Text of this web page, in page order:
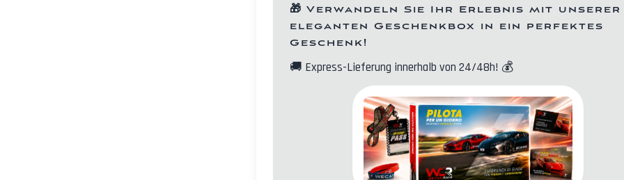
🎁 Verwandeln Sie Ihr Erlebnis mit unserer
eleganten Geschenkbox in ein perfektes
Geschenk!
🚚 Express-Lieferung innerhalb von 24/48h! 💰